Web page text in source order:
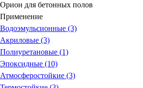
Орион для бетонных полов
Применение
Водоэмульсионные (3)
Акриловые (3)
Полиуретановые (1)
Эпоксидные (10)
Атмосферостойкие (3)